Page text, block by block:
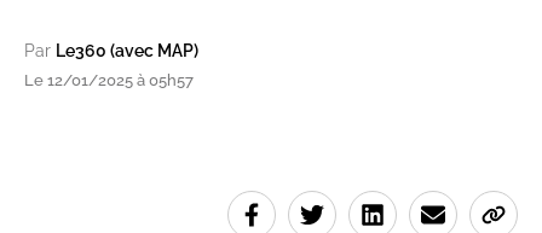
Par Le360 (avec MAP)
Le 12/01/2025 à 05h57